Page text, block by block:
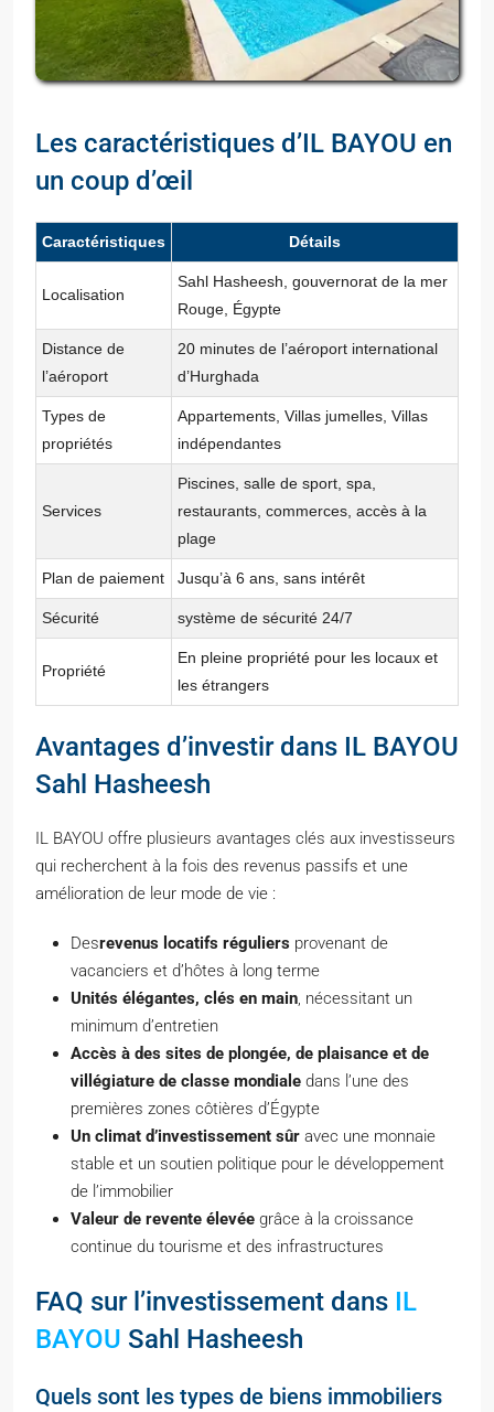
Les caractéristiques d’IL BAYOU en
un coup d’œil
Caractéristiques Détails
Localisation
Sahl Hasheesh, gouvernorat de la mer
Rouge, Égypte
Distance de
l’aéroport
20 minutes de l’aéroport international
d’Hurghada
Types de
propriétés
Appartements, Villas jumelles, Villas
indépendantes
Services
Piscines, salle de sport, spa,
restaurants, commerces, accès à la
plage
Plan de paiement Jusqu’à 6 ans, sans intérêt
Sécurité système de sécurité 24/7
Propriété
En pleine propriété pour les locaux et
les étrangers
Avantages d’investir dans IL BAYOU
Sahl Hasheesh
IL BAYOU offre plusieurs avantages clés aux investisseurs
qui recherchent à la fois des revenus passifs et une
amélioration de leur mode de vie :
Desrevenus locatifs réguliers provenant de
vacanciers et d’hôtes à long terme
Unités élégantes, clés en main, nécessitant un
minimum d’entretien
Accès à des sites de plongée, de plaisance et de
villégiature de classe mondiale dans l’une des
premières zones côtières d’Égypte
Un climat d’investissement sûr avec une monnaie
stable et un soutien politique pour le développement
de l’immobilier
Valeur de revente élevée grâce à la croissance
continue du tourisme et des infrastructures
FAQ sur l’investissement dans IL
BAYOU Sahl Hasheesh
Quels sont les types de biens immobiliers